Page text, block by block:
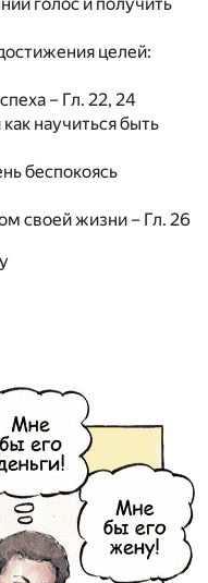
целей:
– Гл. 22, 24
научиться быть
беспокоясь
своей жизни – Гл. 26